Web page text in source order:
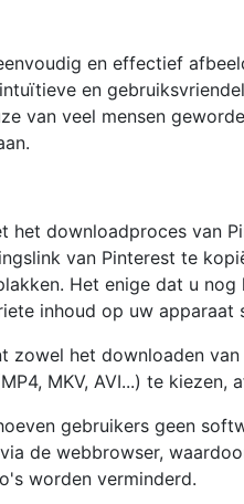
en effectief
en
van veel mensen
het downloadproces van
van Pinterest te
Het enige dat u
inhoud op uw apparaat
zowel het downloaden
MKV, AVI...) te kiezen,
gebruikers geen
de webbrowser,
worden verminderd.